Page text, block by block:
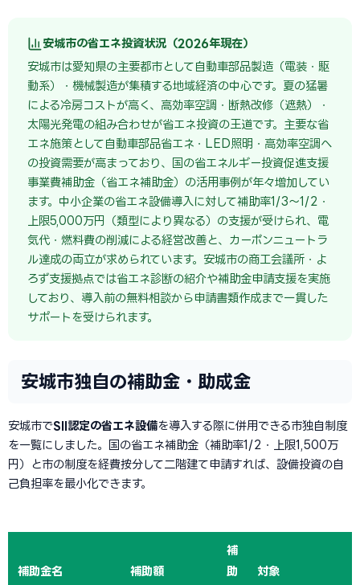
安城市の省エネ投資状況（2026年現在）
安城市は愛知県の主要都市として自動車部品製造（電装・駆
動系）・機械製造が集積する地域経済の中心です。夏の猛暑
による冷房コストが高く、高効率空調・断熱改修（遮熱）・
太陽光発電の組み合わせが省エネ投資の王道です。主要な省
エネ施策として自動車部品省エネ・LED照明・高効率空調へ
の投資需要が高まっており、国の省エネルギー投資促進支援
事業費補助金（省エネ補助金）の活用事例が年々増加してい
ます。中小企業の省エネ設備導入に対して補助率1/3〜1/2・
上限5,000万円（類型により異なる）の支援が受けられ、電
気代・燃料費の削減による経営改善と、カーボンニュートラ
ル達成の両立が求められています。安城市の商工会議所・よ
ろず支援拠点では省エネ診断の紹介や補助金申請支援を実施
しており、導入前の無料相談から申請書類作成まで一貫した
サポートを受けられます。
安城市独自の補助金・助成金
安城市でSII認定の省エネ設備を導入する際に併用できる市独自制度
を一覧にしました。国の省エネ補助金（補助率1/2・上限1,500万
円）と市の制度を経費按分して二階建て申請すれば、設備投資の自
己負担率を最小化できます。
補助金名 補助額
補
助
対象